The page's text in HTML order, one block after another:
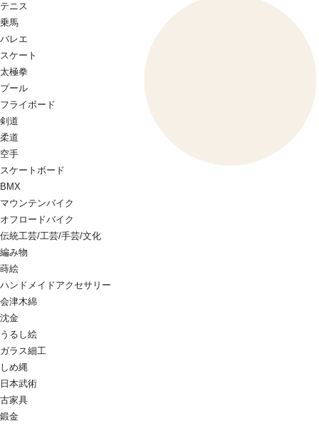
テニス
乗馬
バレエ
スケート
太極拳
プール
フライボード
剣道
柔道
空手
スケートボード
BMX
マウンテンバイク
オフロードバイク
伝統工芸/工芸/手芸/文化
編み物
蒔絵
ハンドメイドアクセサリー
会津木綿
沈金
うるし絵
ガラス細工
しめ縄
日本武術
古家具
鍛金